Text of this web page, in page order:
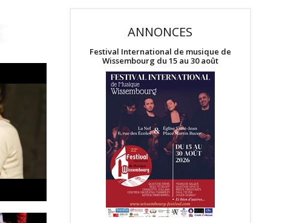
ANNONCES
Festival International de musique de
Wissembourg du 15 au 30 août